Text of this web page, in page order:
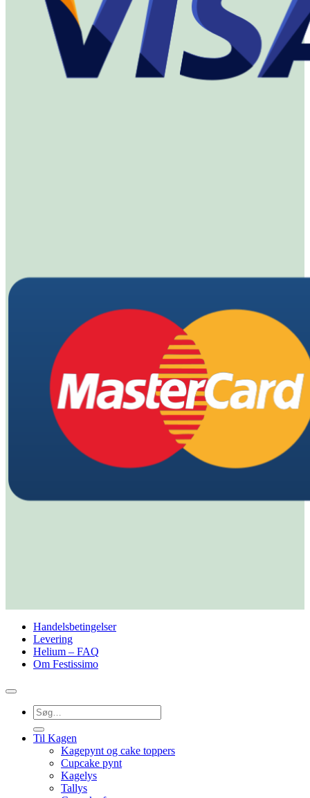
Handelsbetingelser
Levering
Helium – FAQ
Om Festissimo
Søg
efter:
Til Kagen
Kagepynt og cake toppers
Cupcake pynt
Kagelys
Tallys